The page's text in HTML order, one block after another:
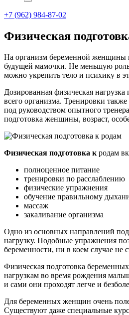
+7 (962) 984-87-02
Физическая
На организм беременной женщины
будущей мамочки. Не меньшую роль
можно укрепить тело и психику в
Дозированная физическая
всего организма. Тренировки
под руководством опытного
подготовка женщины, возраст,
Физическая подготовка к родам
полноценное питание
тренировки по расслаблению
физические упражнения
обучение правильному
массаж
закаливание организма
Одно из основных направлений
нагрузку. Подобные упражнения
беременности, ни в коем случае не
Физическая подготовка
нагрузкам во время рождения
и сами они проходят легче и
Для беременных женщин очень
Существуют даже специальные